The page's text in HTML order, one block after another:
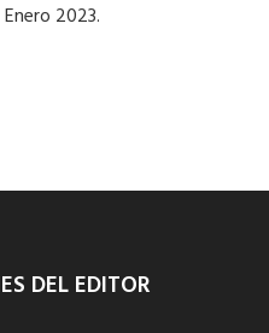
2023.
DEL EDITOR